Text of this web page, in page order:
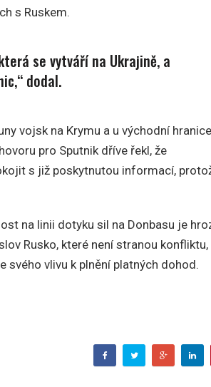
s Ruskem.
se vytváří na Ukrajině, a
dodal.
vojsk na Krymu a u východní hranice
pro Sputnik dříve řekl, že
s již poskytnutou informací,
na linii dotyku sil na Donbasu je
Rusko, které není stranou konfliktu,
vlivu k plnění platných dohod.